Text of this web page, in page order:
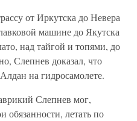
от Иркутска до Невера
машине до Якутска
над тайгой и топями, до
Слепнев доказал, что
на гидросамолете.
Слепнев мог,
обязанности, летать по